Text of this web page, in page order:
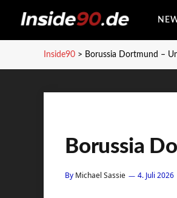
Inside90 > Borussia Dortmund –
Borussia
By Michael Sassie 4. Juli 2026